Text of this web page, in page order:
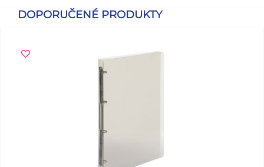
DOPORUČENÉ PRODUKTY